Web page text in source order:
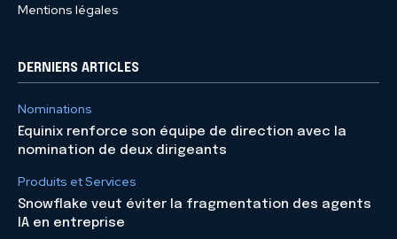
Mentions légales
DERNIERS ARTICLES
Nominations
Equinix renforce son équipe de direction avec la
nomination de deux dirigeants
Produits et Services
Snowflake veut éviter la fragmentation des agents
IA en entreprise